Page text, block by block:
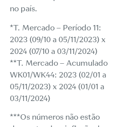
no país.
*T. Mercado – Período 11:
2023 (09/10 a 05/11/2023) x
2024 (07/10 a 03/11/2024)
**T. Mercado – Acumulado
WK01/WK44: 2023 (02/01 a
05/11/2023) x 2024 (01/01 a
03/11/2024)
***Os números não estão